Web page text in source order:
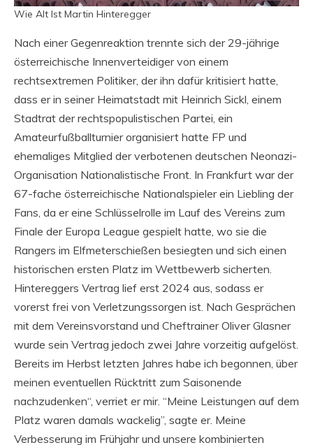
Wie Alt Ist Martin Hinteregger
Nach einer Gegenreaktion trennte sich der 29-jährige
österreichische Innenverteidiger von einem
rechtsextremen Politiker, der ihn dafür kritisiert hatte,
dass er in seiner Heimatstadt mit Heinrich Sickl, einem
Stadtrat der rechtspopulistischen Partei, ein
Amateurfußballturnier organisiert hatte FP und
ehemaliges Mitglied der verbotenen deutschen Neonazi-
Organisation Nationalistische Front. In Frankfurt war der
67-fache österreichische Nationalspieler ein Liebling der
Fans, da er eine Schlüsselrolle im Lauf des Vereins zum
Finale der Europa League gespielt hatte, wo sie die
Rangers im Elfmeterschießen besiegten und sich einen
historischen ersten Platz im Wettbewerb sicherten.
Hintereggers Vertrag lief erst 2024 aus, sodass er
vorerst frei von Verletzungssorgen ist. Nach Gesprächen
mit dem Vereinsvorstand und Cheftrainer Oliver Glasner
wurde sein Vertrag jedoch zwei Jahre vorzeitig aufgelöst.
Bereits im Herbst letzten Jahres habe ich begonnen, über
meinen eventuellen Rücktritt zum Saisonende
nachzudenken“, verriet er mir. “Meine Leistungen auf dem
Platz waren damals wackelig”, sagte er. Meine
Verbesserung im Frühjahr und unsere kombinierten